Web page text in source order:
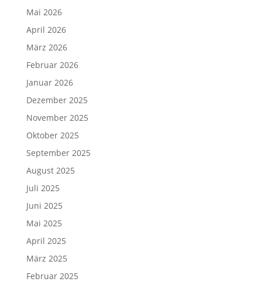
Mai 2026
April 2026
März 2026
Februar 2026
Januar 2026
Dezember 2025
November 2025
Oktober 2025
September 2025
August 2025
Juli 2025
Juni 2025
Mai 2025
April 2025
März 2025
Februar 2025